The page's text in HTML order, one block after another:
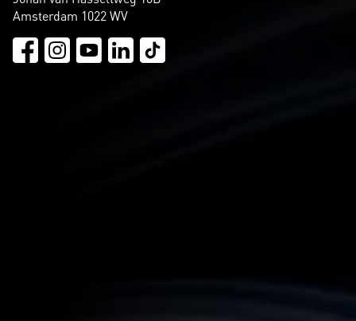
Amsterdam 1022 WV